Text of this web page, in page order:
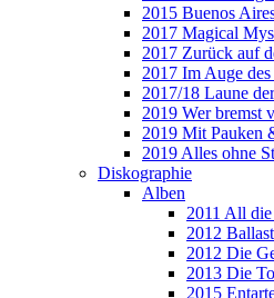
2015 Buenos
2017 Magical
2017 Zurück auf
2017 Im Auge
2017/18 Laune
2019 Wer bremst
2019 Mit Pauken
2019 Alles ohne
Diskographie
Alben
2011 All die
2012
2012 Die
2013 Die
2015